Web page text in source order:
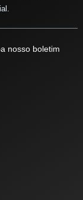
nosso boletim